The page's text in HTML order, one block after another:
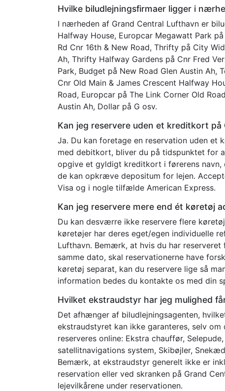
Hvilke biludlejningsfirmaer ligger i
I nærheden af Grand Central Lufthavn er
Halfway House, Europcar Megawatt Park
Rd Cnr 16th & New Road, Thrifty på City
Ah, Thrifty Halfway Gardens på Cnr Fred
Park, Budget på New Road Glen Austin Ah,
Cnr Old Main & James Crescent Halfway
Road, Europcar på The Link Corner Old
Austin Ah, Dollar på G osv.
Kan jeg reservere uden et kreditkort på
Ja. Du kan foretage en reservation uden
med debitkort, bliver du på tidspunktet for
opgive et gyldigt kreditkort i førerens
de kan opkræve depositum for lejen.
Visa og i nogle tilfælde American Express.
Kan jeg reservere mere end ét køretøj
Du kan desværre ikke reservere flere
køretøjer har deres eget/egen individuelle
Lufthavn. Bemærk, at hvis du har
samme dato, skal reservationerne have
køretøj separat, kan du reservere lige så
information bedes du kontakte os med din
Hvilket ekstraudstyr har jeg mulighed
Det afhænger af biludlejningsagenten,
ekstraudstyret kan ikke garanteres, selv
reserveres online: Ekstra chauffør,
satellitnavigations system, Skibøjler,
Bemærk, at ekstraudstyr generelt ikke er
reservation eller ved skranken på Grand
lejevilkårene under reservationen.